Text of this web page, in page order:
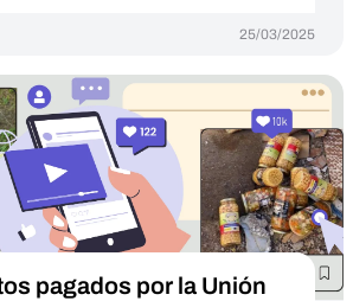
25/03/2025
pagados por la Unión